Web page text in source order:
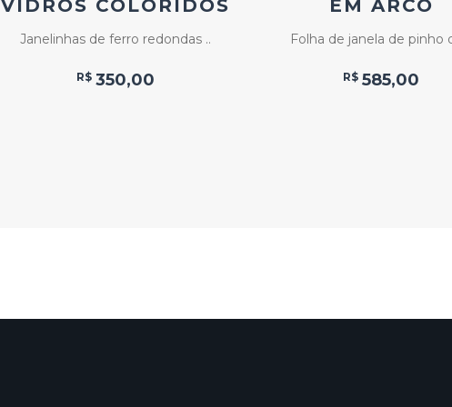
VIDROS COLORIDOS
Janelinhas de ferro redondas ..
R$ 350,00
EM ARCO
Folha de janela de pinho
R$ 585,00